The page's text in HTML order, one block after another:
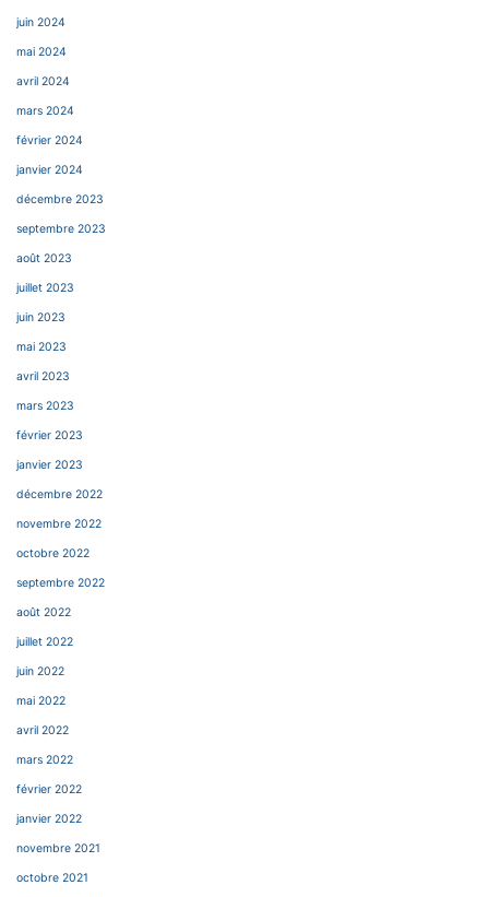
juin 2024
mai 2024
avril 2024
mars 2024
février 2024
janvier 2024
décembre 2023
septembre 2023
août 2023
juillet 2023
juin 2023
mai 2023
avril 2023
mars 2023
février 2023
janvier 2023
décembre 2022
novembre 2022
octobre 2022
septembre 2022
août 2022
juillet 2022
juin 2022
mai 2022
avril 2022
mars 2022
février 2022
janvier 2022
novembre 2021
octobre 2021